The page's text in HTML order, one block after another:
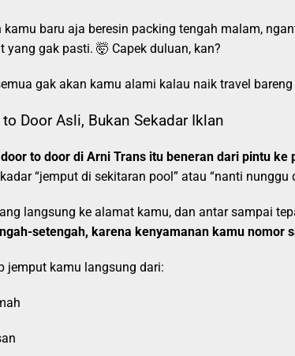
kamu baru aja beresin packing tengah malam,
yang gak pasti. 🤯 Capek duluan, kan?
gak akan kamu alami kalau naik travel bareng
to Door Asli, Bukan Sekadar Iklan
to door di Arni Trans itu beneran dari pintu ke
“jemput di sekitaran pool” atau “nanti nunggu
langsung ke alamat kamu, dan antar sampai
setengah, karena kenyamanan kamu nomor
jemput kamu langsung dari: